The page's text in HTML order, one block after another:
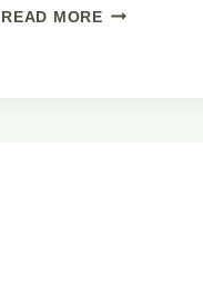
READ MOREBEYLIKDÜZÜ